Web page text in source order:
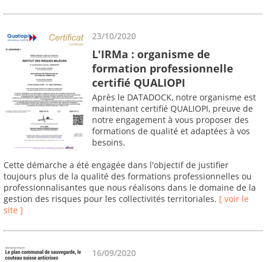
23/10/2020
L'IRMa : organisme de
formation professionnelle
certifié QUALIOPI
Après le DATADOCK, notre organisme est
maintenant certifié QUALIOPI, preuve de
notre engagement à vous proposer des
formations de qualité et adaptées à vos
besoins.
Cette démarche a été engagée dans l'objectif de justifier
toujours plus de la qualité des formations professionnelles ou
professionnalisantes que nous réalisons dans le domaine de la
gestion des risques pour les collectivités territoriales. [ voir le
site ]
16/09/2020